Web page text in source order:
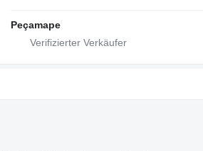
Peçamape